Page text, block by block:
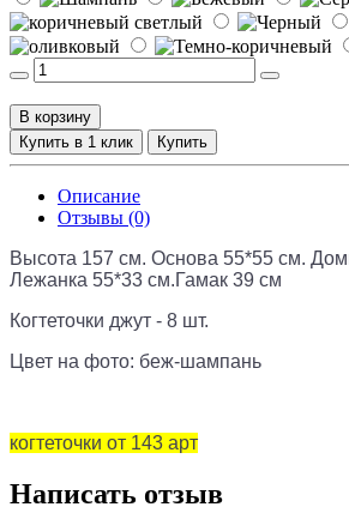
В корзину
Купить в 1 клик
Купить
Описание
Отзывы (0)
Высота 157 см. Основа 55*55 см.
Лежанка 55*33 см.Гамак 39 см
Когтеточки джут - 8 шт.
Цвет на фото: беж-шампань
когтеточки от 143 арт
Написать отзыв